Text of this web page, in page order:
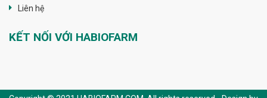
Liên hệ
KẾT NỐI VỚI HABIOFARM